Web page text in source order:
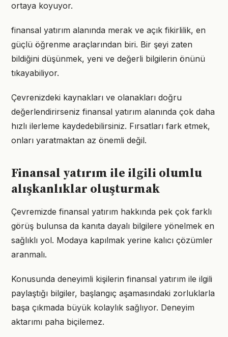
ortaya koyuyor.
finansal yatırım alanında merak ve açık fikirlilik, en
güçlü öğrenme araçlarından biri. Bir şeyi zaten
bildiğini düşünmek, yeni ve değerli bilgilerin önünü
tıkayabiliyor.
Çevrenizdeki kaynakları ve olanakları doğru
değerlendirirseniz finansal yatırım alanında çok daha
hızlı ilerleme kaydedebilirsiniz. Fırsatları fark etmek,
onları yaratmaktan az önemli değil.
Finansal yatırım ile ilgili olumlu
alışkanlıklar oluşturmak
Çevremizde finansal yatırım hakkında pek çok farklı
görüş bulunsa da kanıta dayalı bilgilere yönelmek en
sağlıklı yol. Modaya kapılmak yerine kalıcı çözümler
aranmalı.
Konusunda deneyimli kişilerin finansal yatırım ile ilgili
paylaştığı bilgiler, başlangıç aşamasındaki zorluklarla
başa çıkmada büyük kolaylık sağlıyor. Deneyim
aktarımı paha biçilemez.